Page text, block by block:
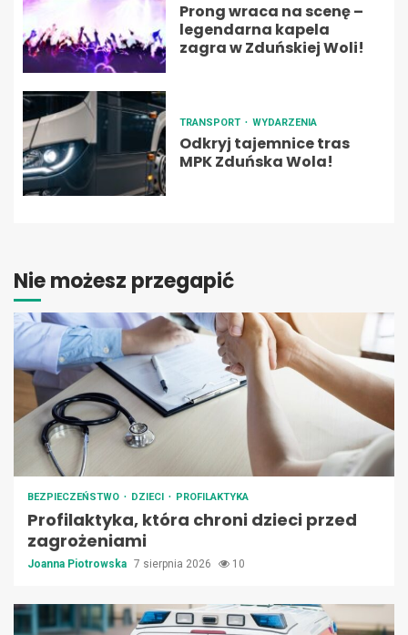
Prong wraca na scenę –
legendarna kapela
zagra w Zduńskiej Woli!
TRANSPORT WYDARZENIA
Odkryj tajemnice tras
MPK Zduńska Wola!
Nie możesz przegapić
BEZPIECZEŃSTWO DZIECI PROFILAKTYKA
Profilaktyka, która chroni dzieci przed
zagrożeniami
Joanna Piotrowska 7 sierpnia 2026 10